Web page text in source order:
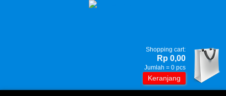
Shopping cart:
Rp 0,00
Jumlah = 0 pcs
Keranjang